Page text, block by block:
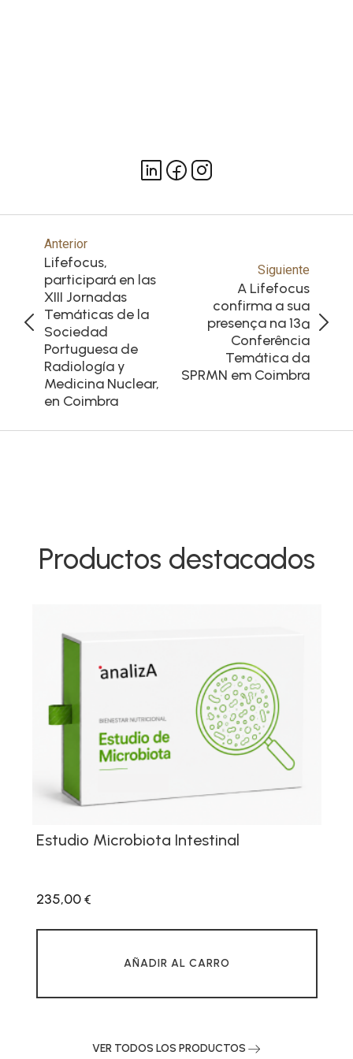
Anterior
Lifefocus,
participará en las
XIII Jornadas
Temáticas de la
Sociedad
Portuguesa de
Radiología y
Medicina Nuclear,
en Coimbra
Siguiente
A Lifefocus
confirma a sua
presença na 13ª
Conferência
Temática da
SPRMN em Coimbra
Productos destacados
Estudio Microbiota Intestinal
235,00 €
AÑADIR AL CARRO
VER TODOS LOS PRODUCTOS